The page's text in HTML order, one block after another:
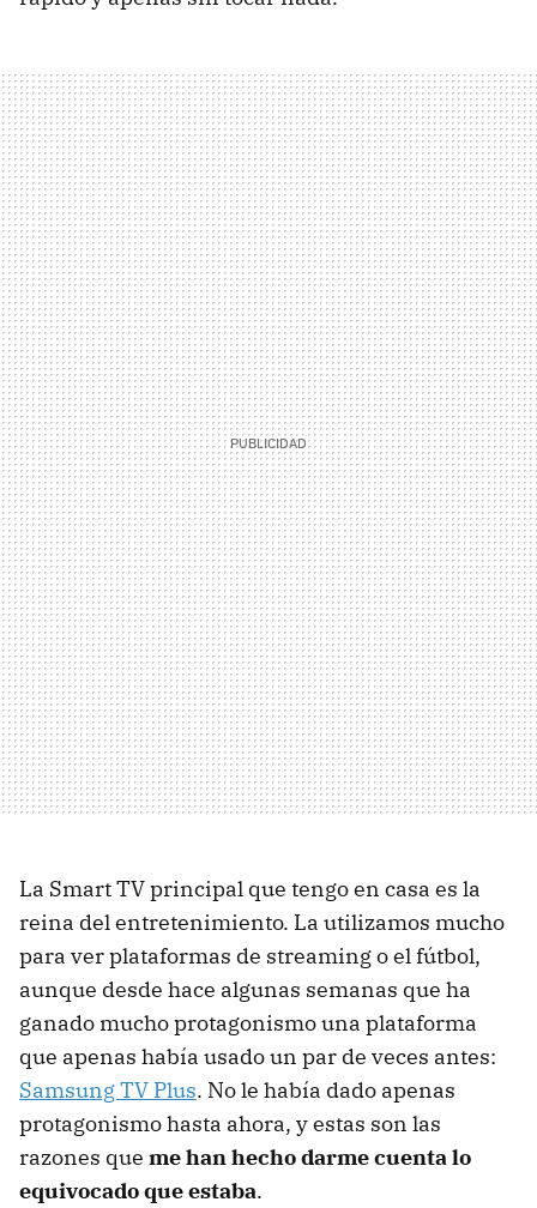
La Smart TV principal que tengo en casa es la
reina del entretenimiento. La utilizamos mucho
para ver plataformas de streaming o el fútbol,
aunque desde hace algunas semanas que ha
ganado mucho protagonismo una plataforma
que apenas había usado un par de veces antes:
Samsung TV Plus. No le había dado apenas
protagonismo hasta ahora, y estas son las
razones que me han hecho darme cuenta lo
equivocado que estaba.